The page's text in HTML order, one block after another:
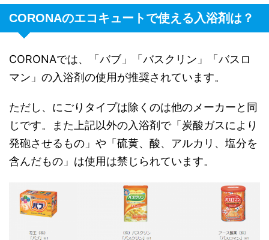
CORONAのエコキュートで使える入浴剤は？
CORONAでは、「バブ」「バスクリン」「バスロ
マン」の入浴剤の使用が推奨されています。
ただし、にごりタイプは除くのは他のメーカーと同
じです。また上記以外の入浴剤で「炭酸ガスにより
発砲させるもの」や「硫黄、酸、アルカリ、塩分を
含んだもの」は使用は禁じられています。